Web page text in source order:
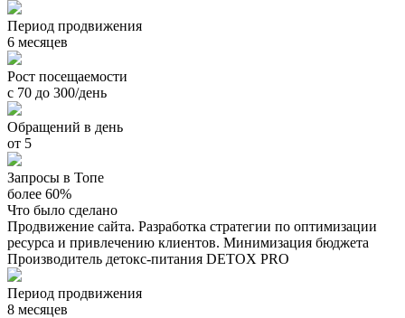
Период продвижения
6 месяцев
Рост посещаемости
с 70 до 300/день
Обращений в день
от 5
Запросы в Топе
более 60%
Что было сделано
Продвижение сайта. Разработка стратегии по оптимизации
ресурса и привлечению клиентов. Минимизация бюджета
Производитель детокс-питания DETOX PRO
Период продвижения
8 месяцев